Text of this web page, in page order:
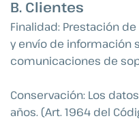
B. Clientes
Finalidad: Prestación
y envío de información
comunicaciones de
Conservación: Los
años. (Art. 1964 del